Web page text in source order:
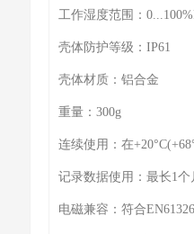
工作湿度范围：
壳体防护等级：IP61
壳体材质：铝合金
重量：300g
连续使用：在
记录数据使用：最长1
电磁兼容：符合